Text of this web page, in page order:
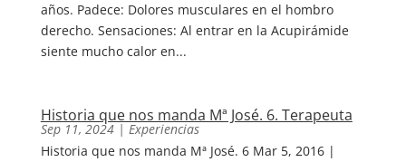
años. Padece: Dolores musculares en el hombro
derecho. Sensaciones: Al entrar en la Acupirámide
siente mucho calor en...
Historia que nos manda Mª José. 6. Terapeuta
Sep 11, 2024| Experiencias
Historia que nos manda Mª José. 6 Mar 5, 2016 |